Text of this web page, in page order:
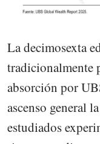
La decimosexta
tradicionalmente
absorción por
ascenso general
estudiados